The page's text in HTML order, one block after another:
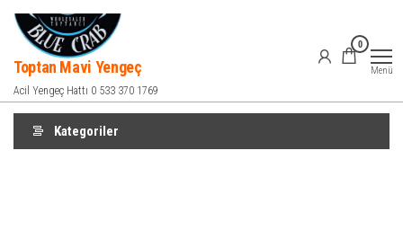
İçeriğe
atla
Toptan Mavi Yengeç
Acil Yengeç Hattı 0 533 370 1769
0
Menü
Kategoriler